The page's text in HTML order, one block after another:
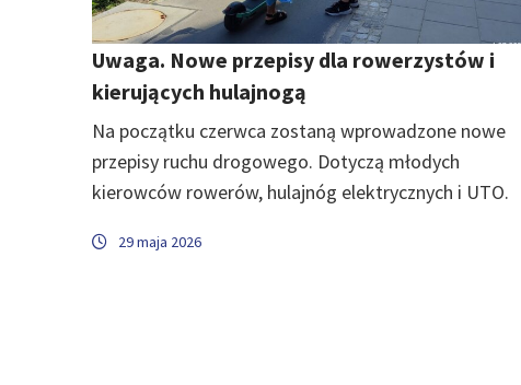
Uwaga. Nowe przepisy dla rowerzystów i
kierujących hulajnogą
Na początku czerwca zostaną wprowadzone nowe
przepisy ruchu drogowego. Dotyczą młodych
kierowców rowerów, hulajnóg elektrycznych i UTO.
29 maja 2026